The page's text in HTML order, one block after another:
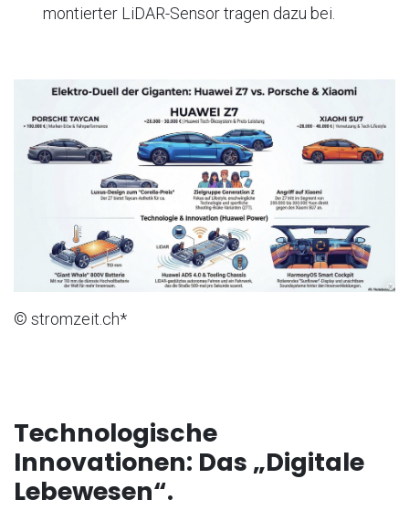
montierter LiDAR-Sensor tragen dazu bei.
© stromzeit.ch*
Technologische
Innovationen: Das „Digitale
Lebewesen“.